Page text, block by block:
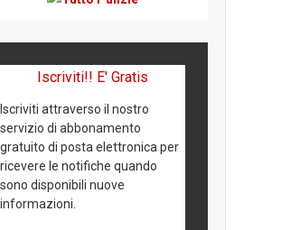
Iscriviti!! E' Gratis
Iscriviti attraverso il nostro
servizio di abbonamento
gratuito di posta elettronica per
ricevere le notifiche quando
sono disponibili nuove
informazioni.